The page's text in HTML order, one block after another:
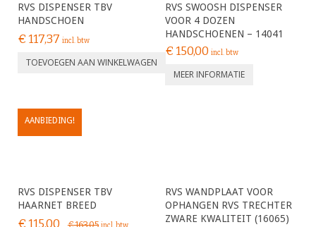
RVS DISPENSER TBV
HANDSCHOEN
€117,37 incl. btw
TOEVOEGEN AAN WINKELWAGEN
RVS SWOOSH DISPENSER
VOOR 4 DOZEN
HANDSCHOENEN – 14041
€150,00 incl. btw
MEER INFORMATIE
AANBIEDING!
RVS DISPENSER TBV
HAARNET BREED
€163,05
€115,00
RVS WANDPLAAT VOOR
OPHANGEN RVS TRECHTER
ZWARE KWALITEIT (16065)